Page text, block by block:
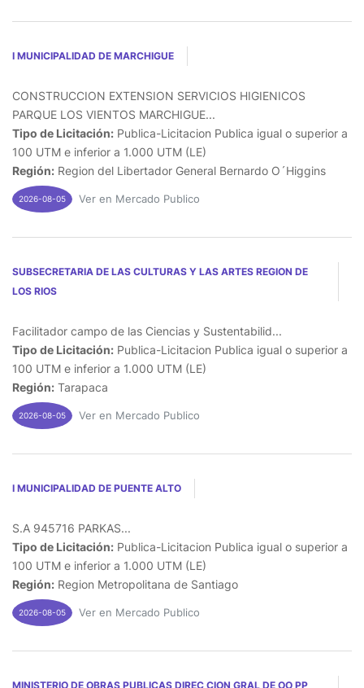
I MUNICIPALIDAD DE MARCHIGUE
CONSTRUCCION EXTENSION SERVICIOS HIGIENICOS
PARQUE LOS VIENTOS MARCHIGUE...
Tipo de Licitación: Publica-Licitacion Publica igual o superior a
100 UTM e inferior a 1.000 UTM (LE)
Región: Region del Libertador General Bernardo O´Higgins
2026-08-05 Ver en Mercado Publico
SUBSECRETARIA DE LAS CULTURAS Y LAS ARTES REGION DE
LOS RIOS
Facilitador campo de las Ciencias y Sustentabilid...
Tipo de Licitación: Publica-Licitacion Publica igual o superior a
100 UTM e inferior a 1.000 UTM (LE)
Región: Tarapaca
2026-08-05 Ver en Mercado Publico
I MUNICIPALIDAD DE PUENTE ALTO
S.A 945716 PARKAS...
Tipo de Licitación: Publica-Licitacion Publica igual o superior a
100 UTM e inferior a 1.000 UTM (LE)
Región: Region Metropolitana de Santiago
2026-08-05 Ver en Mercado Publico
MINISTERIO DE OBRAS PUBLICAS DIREC CION GRAL DE OO PP